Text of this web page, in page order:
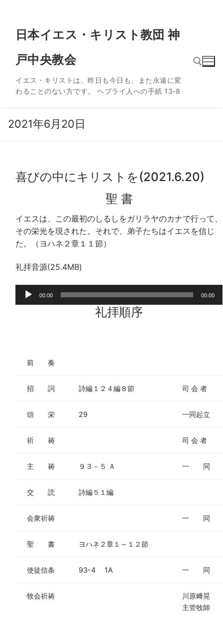
日本イエス・キリスト教団 神
戸中央教会
イエス・キリストは、昨日も今日も、また永遠に変
わることのない方です。 ヘブライ人への手紙 13‐8
2021年6月20日
喜びの中にキリストを(2021.6.20)
聖 書
イエスは、この最初のしるしをガリラヤのカナで行って、
その栄光を現された。それで、弟子たちはイエスを信じ
た。（ヨハネ２章１１節）
礼拝音源(25.4MB)
声
00:00 00:00
礼拝順序
前 奏
招 詞 詩編１２４編８節 司 会 者
頌 栄 29 一同起立
祈 祷 司 会 者
主 祷 ９３－５ Ａ 一 同
交 読 詩編５１編
会衆祈祷 一 同
聖 書 ヨハネ２章１～１２節
使徒信条 93-4 1A 一 同
牧会祈祷
川原﨑晃
主管牧師